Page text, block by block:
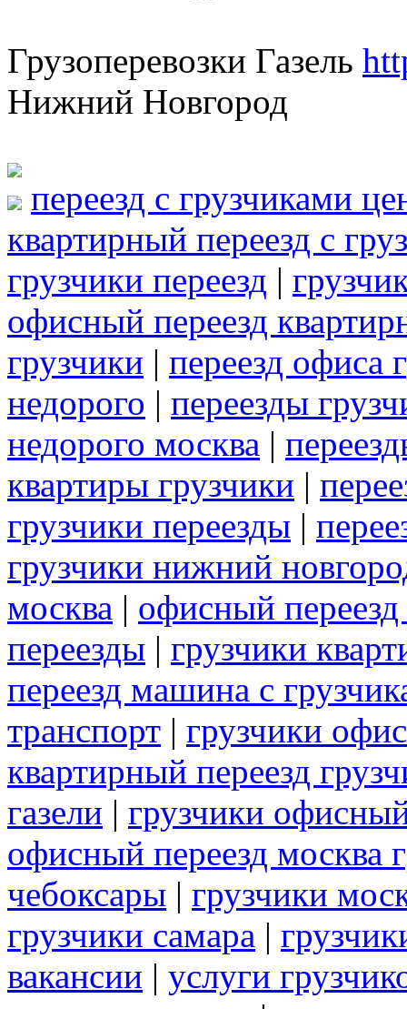
Грузоперевозки Газель
Нижний Новгород
переезд с грузчиками
квартирный переезд с
грузчики переезд |
офисный переезд
грузчики | переезд офиса
недорого | переезды
недорого москва |
квартиры грузчики |
грузчики переезды |
грузчики нижний
москва | офисный переезд
переезды | грузчики
переезд машина с
транспорт | грузчики
квартирный переезд
газели | грузчики
офисный переезд москва
чебоксары | грузчики
грузчики самара |
вакансии | услуги